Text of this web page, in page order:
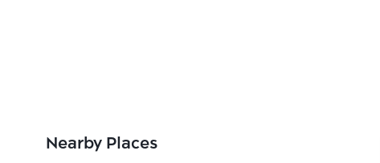
Nearby Places